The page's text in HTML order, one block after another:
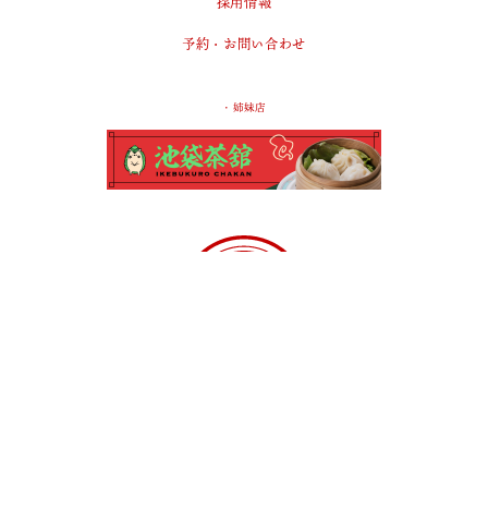
予約・お問い合わせ
・姉妹店